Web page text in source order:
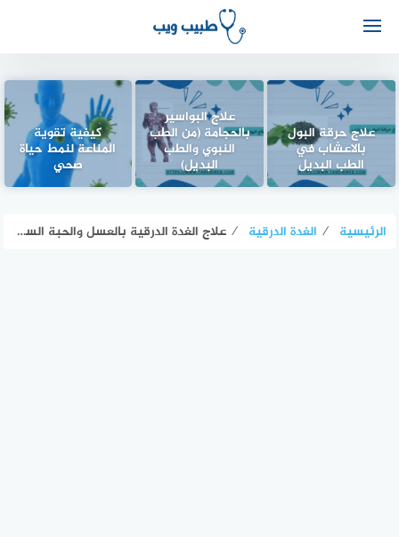
علاج حرقة البول
بالاعشاب في
الطب البديل
علاج البواسير
بالحجامة (من الطب
النبوي والطب
البديل)
كيفية تقوية
المناعة لنمط حياة
صحي
الرئيسية ⁄ الغدة الدرقية ⁄ علاج الغدة الدرقية بالعسل والحبة السوداء